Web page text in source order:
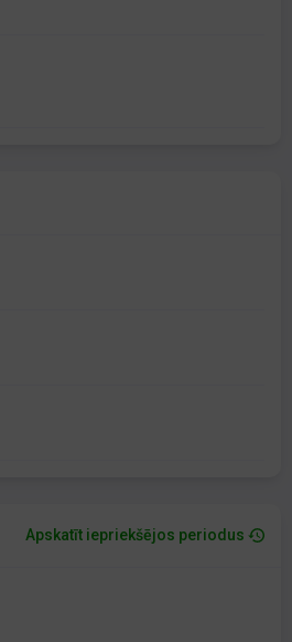
Apskatīt iepriekšējos periodus